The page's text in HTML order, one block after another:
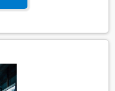
segurança